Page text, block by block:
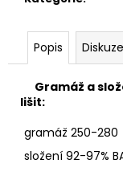
Popis Diskuze
Gramáž a
lišit:
gramáž 250-280
složení 92-97%